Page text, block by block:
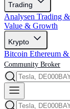
Trading
Analysen Trading
Value & Growth
Krypto
Bitcoin Ethereum
Community Broker